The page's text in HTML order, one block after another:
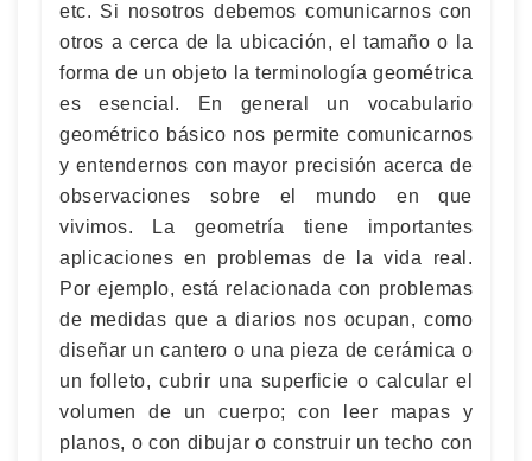
etc. Si nosotros debemos comunicarnos con
otros a cerca de la ubicación, el tamaño o la
forma de un objeto la terminología geométrica
es esencial. En general un vocabulario
geométrico básico nos permite comunicarnos
y entendernos con mayor precisión acerca de
observaciones sobre el mundo en que
vivimos. La geometría tiene importantes
aplicaciones en problemas de la vida real.
Por ejemplo, está relacionada con problemas
de medidas que a diarios nos ocupan, como
diseñar un cantero o una pieza de cerámica o
un folleto, cubrir una superficie o calcular el
volumen de un cuerpo; con leer mapas y
planos, o con dibujar o construir un techo con